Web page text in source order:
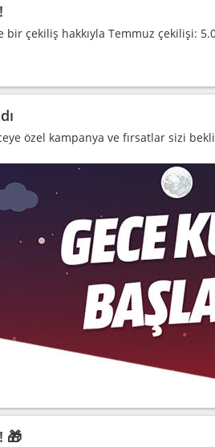
çekiliş hakkıyla Temmuz çekilişi:
özel kampanya ve fırsatlar sizi
🎁